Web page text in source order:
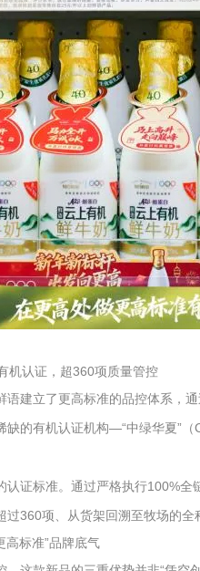
机认证，超360项质量管控
语建立了更高标准的品控体系，
缺的有机认证机构—“中绿华夏”
认证标准。通过严格执行100%
360项、从货架回溯至牧场的全
高标准”品牌底气